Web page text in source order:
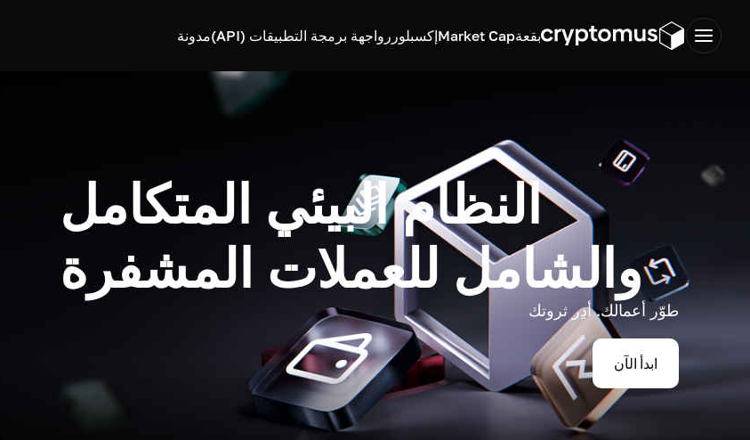
بقعةMarket Capإكسبلورر واجهة برمجة التطبيقات (API) مدونة
النظام البيئي المتكامل
والشامل للعملات المشفرة
طوّر أعمالك. أدِر ثروتك
ابدأ الآن